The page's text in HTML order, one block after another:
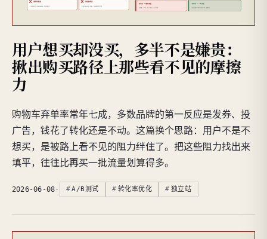
用户想买却没买，多半不是嫌贵：
揪出购买路径上那些看不见的摩擦
力
购物车弃单率常年七成，多数品牌的第一反应是发券、投
广告，钱花了转化还是不动。这篇换个思路：用户不是不
想买，是被路上看不见的阻力绊住了。把这些阻力找出来
填平，往往比再买一批流量划算得多。
2026-06-08 · A/B测试 转化率优化 独立站